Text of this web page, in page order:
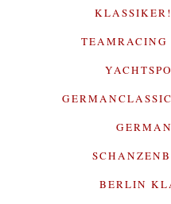
KLASSIKER!
TEAMRACING
BERLIN